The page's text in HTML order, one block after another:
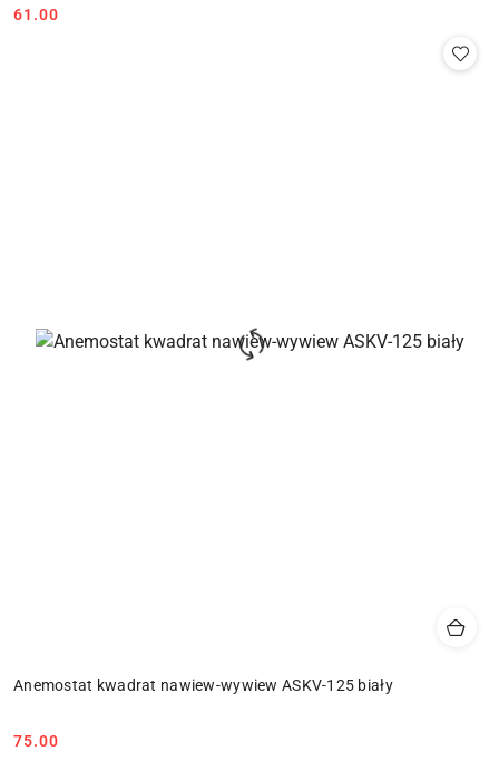
Cena:
Cena:
61.00
Anemostat kwadrat nawiew-wywiew ASKV-125 biały
75.00